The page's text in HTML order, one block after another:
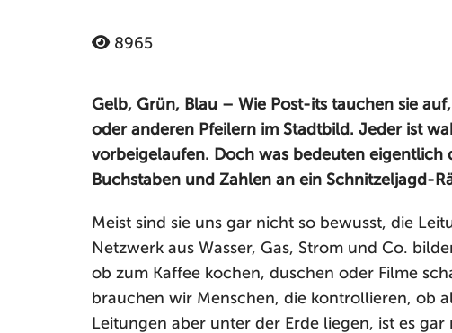
8965
Gelb, Grün, Blau – Wie Post-its tauchen sie
oder anderen Pfeilern im Stadtbild. Jeder ist
vorbeigelaufen. Doch was bedeuten eigentlich
Buchstaben und Zahlen an ein Schnitzeljagd-
Meist sind sie uns gar nicht so bewusst, die
Netzwerk aus Wasser, Gas, Strom und Co.
ob zum Kaffee kochen, duschen oder Filme
brauchen wir Menschen, die kontrollieren, ob
Leitungen aber unter der Erde liegen, ist es